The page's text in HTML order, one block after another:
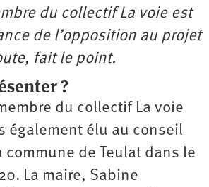
du collectif La voie est
de l’opposition au projet
fait le point.
?
du collectif La voie
également élu au conseil
de Teulat dans le
La maire, Sabine